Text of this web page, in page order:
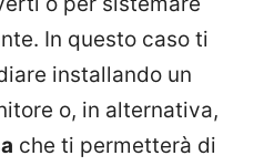
In questo caso ti
installando un
o, in alternativa,
che ti permetterà di